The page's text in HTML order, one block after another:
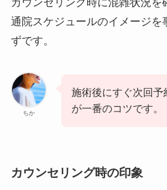
カウンセリング時に混雑状況を
通院スケジュールのイメージを
ずです。
ちか
施術後にすぐ次回予
が一番のコツです。
カウンセリング時の印象